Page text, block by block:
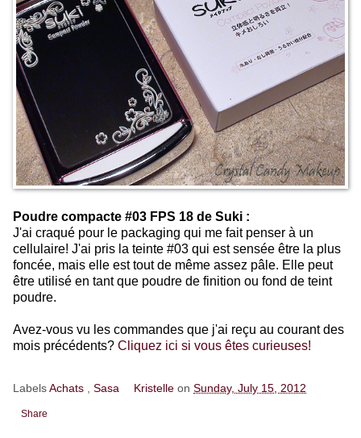
Poudre compacte #03 FPS 18 de Suki :
J'ai craqué pour le packaging qui me fait penser à un
cellulaire! J'ai pris la teinte #03 qui est sensée être la plus
foncée, mais elle est tout de même assez pâle. Elle peut
être utilisé en tant que poudre de finition ou fond de teint
poudre.
Avez-vous vu les commandes que j'ai reçu au courant des
mois précédents? Cliquez ici si vous êtes curieuses!
LabelsAchats Sasa Kristelle onSunday, July 15, 2012
Share